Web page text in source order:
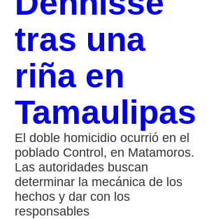
tras una
riña en
Tamaulipas
El doble homicidio ocurrió en el
poblado Control, en Matamoros.
Las autoridades buscan
determinar la mecánica de los
hechos y dar con los
responsables